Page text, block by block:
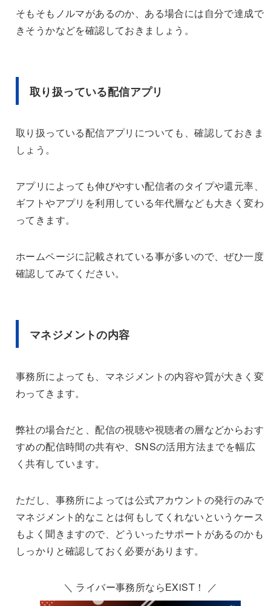
そもそもノルマがあるのか、ある場合には自分で達成で
きそうかなどを確認しておきましょう。
取り扱っている配信アプリ
取り扱っている配信アプリについても、確認しておきま
しょう。
アプリによっても伸びやすい配信者のタイプや還元率、
ギフトやアプリを利用している年代層なども大きく変わ
ってきます。
ホームページに記載されている事が多いので、ぜひ一度
確認してみてください。
マネジメントの内容
事務所によっても、マネジメントの内容や質が大きく変
わってきます。
弊社の場合だと、配信の視聴や視聴者の層などからおす
すめの配信時間の共有や、SNSの活用方法までを幅広
く共有しています。
ただし、事務所によっては公式アカウントの発行のみで
マネジメント的なことは何もしてくれないというケース
もよく聞きますので、どういったサポートがあるのかも
しっかりと確認しておく必要があります。
＼ ライバー事務所ならEXiST！ ／